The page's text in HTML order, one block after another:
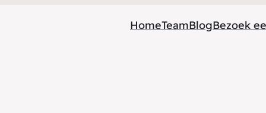
HomeTeamBlogBezoek